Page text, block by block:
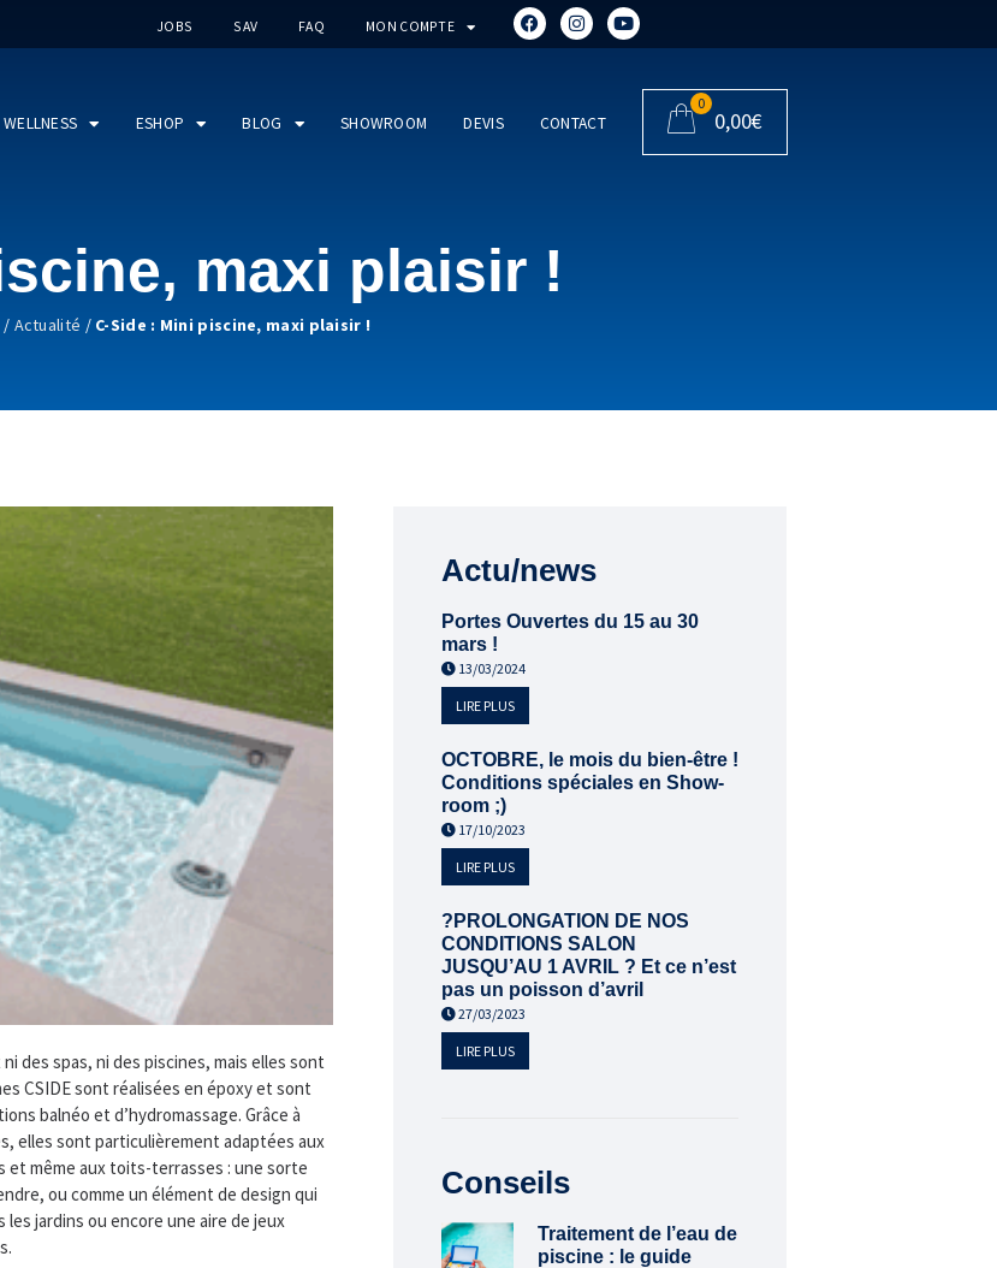
JOBS SAV FAQ MON COMPTE
WELLNESS ESHOP BLOG SHOWROOM DEVIS CONTACT
0
0,00€
maxi plaisir !
/ Actualité / C-Side : Mini piscine, maxi plaisir !
des spas, ni des piscines, mais elles sont
CSIDE sont réalisées en époxy et sont
balnéo et d’hydromassage. Grâce à
elles sont particulièrement adaptées aux
et même aux toits-terrasses : une sorte
ou comme un élément de design qui
les jardins ou encore une aire de jeux
Actu/news
Portes Ouvertes du 15 au 30
mars !
13/03/2024
LIRE PLUS
OCTOBRE, le mois du bien-être !
Conditions spéciales en Show-
room ;)
17/10/2023
LIRE PLUS
?PROLONGATION DE NOS
CONDITIONS SALON
JUSQU’AU 1 AVRIL ? Et ce n’est
pas un poisson d’avril
27/03/2023
LIRE PLUS
Conseils
Traitement de l’eau de
piscine : le guide